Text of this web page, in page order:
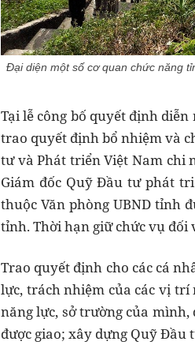
Đại diện một số cơ quan chức năng
Tại lễ công bố quyết định
trao quyết định bổ nhiệm và
tư và Phát triển Việt Nam chi
Giám đốc Quỹ Đầu tư phát
thuộc Văn phòng UBND tỉnh
tỉnh. Thời hạn giữ chức vụ đối
Trao quyết định cho các cá
lực, trách nhiệm của các vị
năng lực, sở trường của
được giao; xây dựng Quỹ